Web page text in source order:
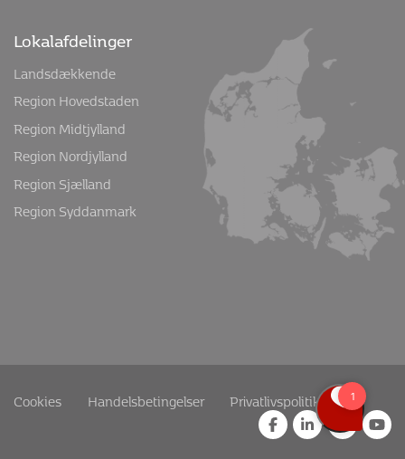
Lokalafdelinger
Landsdækkende
Region Hovedstaden
Region Midtjylland
Region Nordjylland
Region Sjælland
Region Syddanmark
Cookies Handelsbetingelser Privatlivspolitik